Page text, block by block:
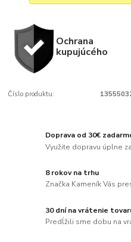
Ochrana
kupujúcého
Číslo produktu:
Doprava od 30€
Využite dopravu úplne
8 rokov na trhu
Značka Kameník Vás
30 dní na vrátenie
Predĺžili sme dobu na